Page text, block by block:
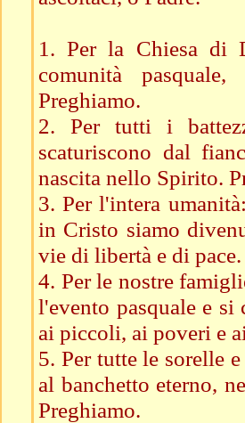
1. Per la Chiesa di
comunità
Preghiamo.
2. Per tutti i
scaturiscono dal
nascita nello Spirito.
3. Per l'intera
in Cristo siamo
vie di libertà e di
4. Per le nostre
l'evento pasquale e
ai piccoli, ai poveri e
5. Per tutte le sorelle
al banchetto eterno,
Preghiamo.